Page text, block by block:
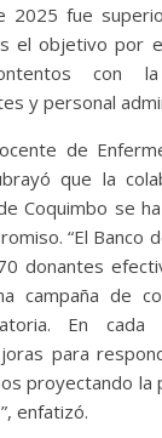
2025 fue
el objetivo por
con
y personal
de
que la
Coquimbo se
“El Banco
donantes
campaña de
En cada
para
proyectando la
enfatizó.